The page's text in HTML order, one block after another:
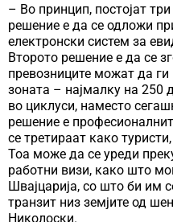
– Во принцип, постојат
решение е да се одложи
електронски систем за
Второто решение е да се
превозниците можат да
зоната – најмалку на 250
во циклуси, наместо
решение е
се третираат како
Тоа може да се уреди
работни визи, како што
Швајцарија, со што би им
транзит низ земјите од
Николоски.